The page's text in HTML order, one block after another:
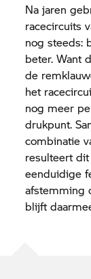
Na jaren
racecircuits
nog steeds:
beter. Want
de
het
nog meer
drukpunt.
combinatie
resulteert
eenduidige
afstemming
blijft